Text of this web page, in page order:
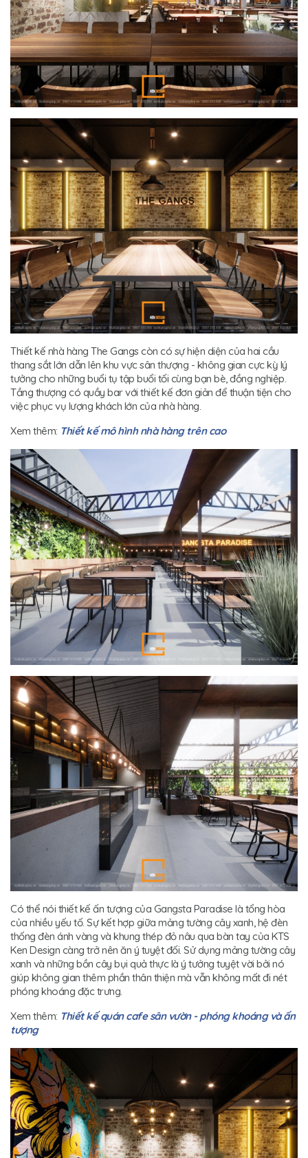
Thiết kế nhà hàng The Gangs còn có sự hiện diện của hai cầu
thang sắt lớn dẫn lên khu vực sân thượng - không gian cực kỳ lý
tưởng cho những buổi tụ tập buổi tối cùng bạn bè, đồng nghiệp.
Tầng thượng có quầy bar với thiết kế đơn giản để thuận tiện cho
việc phục vụ lượng khách lớn của nhà hàng.
Xem thêm: Thiết kế mô hình nhà hàng trên cao
Có thể nói thiết kế ấn tượng của Gangsta Paradise là tổng hòa
của nhiều yếu tố. Sự kết hợp giữa mảng tường cây xanh, hệ đèn
thống đèn ánh vàng và khung thép đỏ nâu qua bàn tay của KTS
Ken Design càng trở nên ăn ý tuyệt đối. Sử dụng mảng tường cây
xanh và những bồn cây bụi quả thực là ý tưởng tuyệt vời bởi nó
giúp không gian thêm phần thân thiện mà vẫn không mất đi nét
phóng khoáng đặc trưng.
Xem thêm: Thiết kế quán cafe sân vườn - phóng khoáng và ấn
tượng